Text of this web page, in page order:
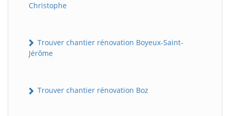
Christophe
Trouver chantier rénovation Boyeux-Saint-
Jérôme
Trouver chantier rénovation Boz